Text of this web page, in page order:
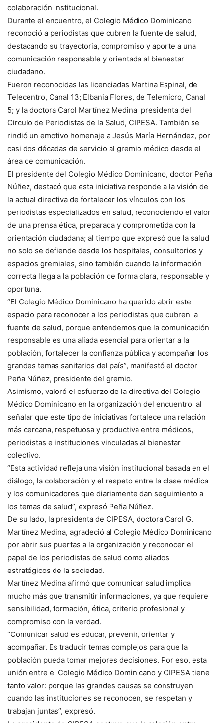
colaboración institucional.
Durante el encuentro, el Colegio Médico Dominicano
reconoció a periodistas que cubren la fuente de salud,
destacando su trayectoria, compromiso y aporte a una
comunicación responsable y orientada al bienestar
ciudadano.
Fueron reconocidas las licenciadas Martina Espinal, de
Telecentro, Canal 13; Elbania Flores, de Telemicro, Canal
5; y la doctora Carol Martínez Medina, presidenta del
Círculo de Periodistas de la Salud, CIPESA. También se
rindió un emotivo homenaje a Jesús María Hernández, por
casi dos décadas de servicio al gremio médico desde el
área de comunicación.
El presidente del Colegio Médico Dominicano, doctor Peña
Núñez, destacó que esta iniciativa responde a la visión de
la actual directiva de fortalecer los vínculos con los
periodistas especializados en salud, reconociendo el valor
de una prensa ética, preparada y comprometida con la
orientación ciudadana; al tiempo que expresó que la salud
no solo se defiende desde los hospitales, consultorios y
espacios gremiales, sino también cuando la información
correcta llega a la población de forma clara, responsable y
oportuna.
“El Colegio Médico Dominicano ha querido abrir este
espacio para reconocer a los periodistas que cubren la
fuente de salud, porque entendemos que la comunicación
responsable es una aliada esencial para orientar a la
población, fortalecer la confianza pública y acompañar los
grandes temas sanitarios del país”, manifestó el doctor
Peña Núñez, presidente del gremio.
Asimismo, valoró el esfuerzo de la directiva del Colegio
Médico Dominicano en la organización del encuentro, al
señalar que este tipo de iniciativas fortalece una relación
más cercana, respetuosa y productiva entre médicos,
periodistas e instituciones vinculadas al bienestar
colectivo.
“Esta actividad refleja una visión institucional basada en el
diálogo, la colaboración y el respeto entre la clase médica
y los comunicadores que diariamente dan seguimiento a
los temas de salud”, expresó Peña Núñez.
De su lado, la presidenta de CIPESA, doctora Carol G.
Martínez Medina, agradeció al Colegio Médico Dominicano
por abrir sus puertas a la organización y reconocer el
papel de los periodistas de salud como aliados
estratégicos de la sociedad.
Martínez Medina afirmó que comunicar salud implica
mucho más que transmitir informaciones, ya que requiere
sensibilidad, formación, ética, criterio profesional y
compromiso con la verdad.
“Comunicar salud es educar, prevenir, orientar y
acompañar. Es traducir temas complejos para que la
población pueda tomar mejores decisiones. Por eso, esta
unión entre el Colegio Médico Dominicano y CIPESA tiene
tanto valor: porque las grandes causas se construyen
cuando las instituciones se reconocen, se respetan y
trabajan juntas”, expresó.